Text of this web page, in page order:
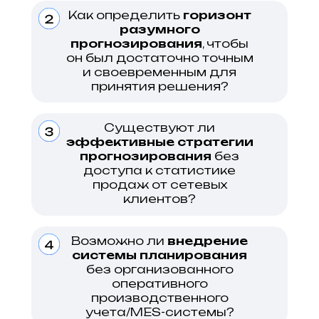
Возможно ли внедрение
системы планирования
без организованного
оперативного
производственного
учета/MES-системы?
Существуют ли
эффективные стратегии
прогнозирования без
доступа к статистике
продаж от сетевых
клиентов?
Как определить горизонт
разумного
прогнозирования, чтобы
он был достаточно точным
и своевременным для
принятия решения?